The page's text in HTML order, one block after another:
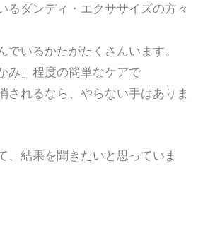
るダンディ・エクササイズの方々
でいるかたがたくさんいます。
み」程度の簡単なケアで
されるなら、やらない手はありま
、結果を聞きたいと思っていま